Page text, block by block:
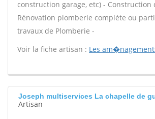
construction garage, etc) - Construction
Rénovation plomberie complète ou
travaux de Plomberie -
Voir la fiche artisan : Les
Joseph multiservices La chapelle de
Artisan